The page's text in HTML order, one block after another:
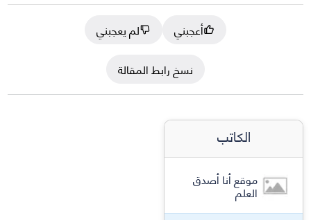
أعجبني
لم يعجبني
نسخ رابط المقالة
الكاتب
موقع أنا أصدق
العلم